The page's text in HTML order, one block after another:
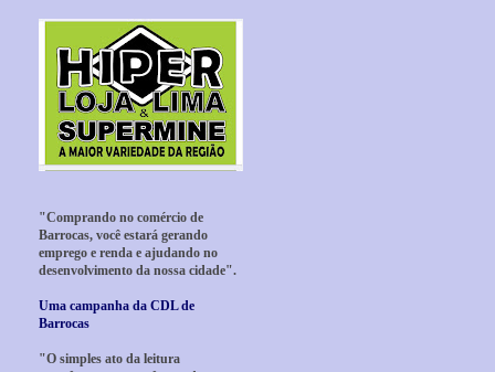
"Comprando no comércio de
Barrocas, você estará gerando
emprego e renda e ajudando no
desenvolvimento da nossa cidade".
Uma campanha da CDL de
Barrocas
"O simples ato da leitura